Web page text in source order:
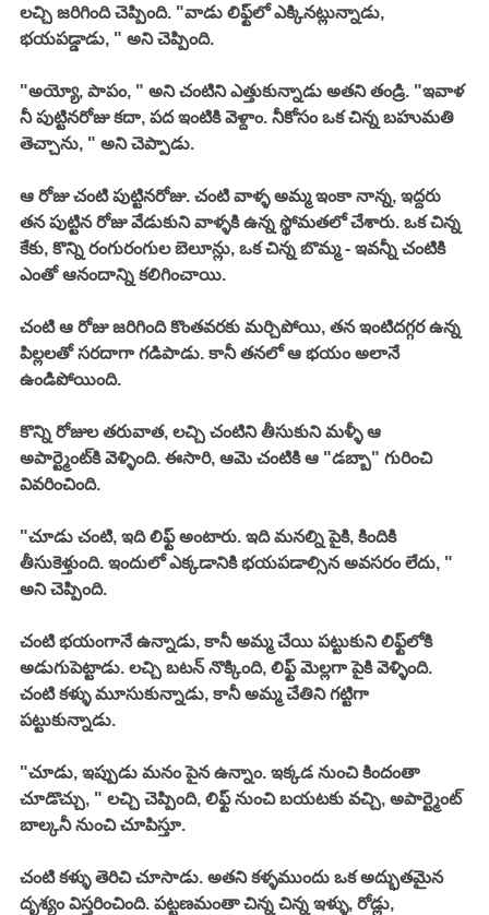
లచ్చి జరిగింది చెప్పింది. "వాడు లిఫ్ట్‌లో ఎక్కినట్లున్నాడు,
భయపడ్డాడు, " అని చెప్పింది.
"అయ్యో, పాపం, " అని చంటిని ఎత్తుకున్నాడు అతని తండ్రి. "ఇవాళ
నీ పుట్టినరోజు కదా, పద ఇంటికి వెళ్దాం. నీకోసం ఒక చిన్న బహుమతి
తెచ్చాను, " అని చెప్పాడు.
ఆ రోజు చంటి పుట్టినరోజు. చంటి వాళ్ళ అమ్మ ఇంకా నాన్న, ఇద్దరు
తన పుట్టిన రోజు వేడుకుని వాళ్ళకి ఉన్న స్థోమతలో చేశారు. ఒక చిన్న
కేకు, కొన్ని రంగురంగుల బెలూన్లు, ఒక చిన్న బొమ్మ - ఇవన్నీ చంటికి
ఎంతో ఆనందాన్ని కలిగించాయి.
చంటి ఆ రోజు జరిగింది కొంతవరకు మర్చిపోయి, తన ఇంటిదగ్గర ఉన్న
పిల్లలతో సరదాగా గడిపాడు. కానీ తనలో ఆ భయం అలానే
ఉండిపోయింది.
కొన్ని రోజుల తరువాత, లచ్చి చంటిని తీసుకుని మళ్ళీ ఆ
అపార్ట్మెంట్‌కి వెళ్ళింది. ఈసారి, ఆమె చంటికి ఆ "డబ్బా" గురించి
వివరించింది.
"చూడు చంటి, ఇది లిఫ్ట్ అంటారు. ఇది మనల్ని పైకి, కిందికి
తీసుకెళ్తుంది. ఇందులో ఎక్కడానికి భయపడాల్సిన అవసరం లేదు, "
అని చెప్పింది.
చంటి భయంగానే ఉన్నాడు, కానీ అమ్మ చేయి పట్టుకుని లిఫ్ట్‌లోకి
అడుగుపెట్టాడు. లచ్చి బటన్ నొక్కింది, లిఫ్ట్ మెల్లగా పైకి వెళ్ళింది.
చంటి కళ్ళు మూసుకున్నాడు, కానీ అమ్మ చేతిని గట్టిగా
పట్టుకున్నాడు.
"చూడు, ఇప్పుడు మనం పైన ఉన్నాం. ఇక్కడ నుంచి కిందంతా
చూడొచ్చు, " లచ్చి చెప్పింది, లిఫ్ట్ నుంచి బయటకు వచ్చి, అపార్ట్మెంట్
బాల్కనీ నుంచి చూపిస్తూ.
చంటి కళ్ళు తెరిచి చూసాడు. అతని కళ్ళముందు ఒక అద్భుతమైన
దృశ్యం విస్తరించింది. పట్టణమంతా చిన్న చిన్న ఇళ్ళు, రోడ్లు,